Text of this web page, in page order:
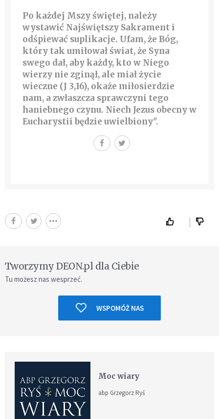
Po każdej Mszy świętej, należy
wystawić Najświętszy Sakrament i
odśpiewać suplikacje. Ufam, że Bóg,
który tak umiłował świat, że Syna
swego dał, aby każdy, kto w Niego
wierzy nie zginął, ale miał życie
wieczne (J 3,16), okaże miłosierdzie
nam, a zwłaszcza sprawczyni tego
haniebnego czynu. Niech Jezus obecny w
Eucharystii będzie uwielbiony".
Tworzymy DEON.pl dla Ciebie
Tu możesz nas wesprzeć.
WSPOMÓŻ NAS
Moc wiary
abp Grzegorz Ryś